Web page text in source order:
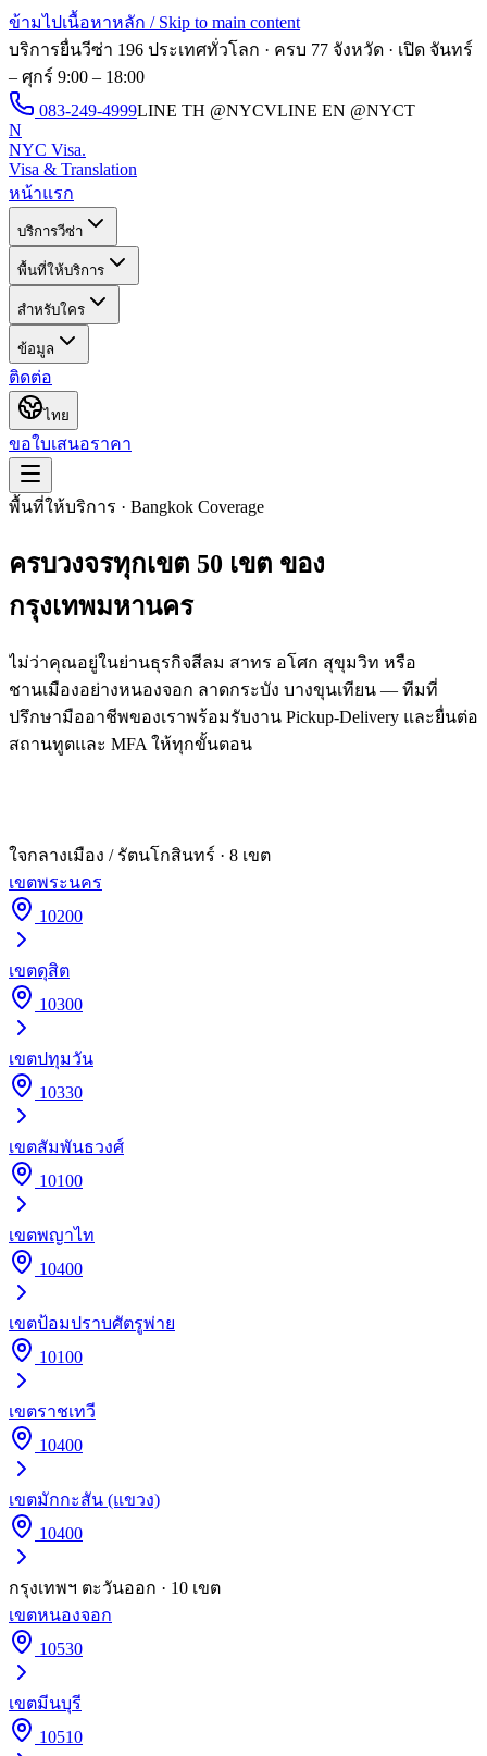
ข้ามไปเนื้อหาหลัก / Skip to main content
บริการยื่นวีซ่า 196 ประเทศทั่วโลก · ครบ 77 จังหวัด · เปิด จันทร์
– ศุกร์ 9:00 – 18:00
083-249-4999LINE TH @NYCVLINE EN @NYCT
N
NYC Visa.
Visa & Translation
หน้าแรก
บริการวีซ่า
พื้นที่ให้บริการ
สำหรับใคร
ข้อมูล
ติดต่อ
ไทย
ขอใบเสนอราคา
พื้นที่ให้บริการ · Bangkok Coverage
ครบวงจรทุกเขต 50 เขต ของ
กรุงเทพมหานคร
ไม่ว่าคุณอยู่ในย่านธุรกิจสีลม สาทร อโศก สุขุมวิท หรือ
ชานเมืองอย่างหนองจอก ลาดกระบัง บางขุนเทียน — ทีมที่
ปรึกษามืออาชีพของเราพร้อมรับงาน Pickup-Delivery และยื่นต่อ
สถานทูตและ MFA ให้ทุกขั้นตอน
ใจกลางเมือง / รัตนโกสินทร์ · 8 เขต
เขตพระนคร
10200
เขตดุสิต
10300
เขตปทุมวัน
10330
เขตสัมพันธวงศ์
10100
เขตพญาไท
10400
เขตป้อมปราบศัตรูพ่าย
10100
เขตราชเทวี
10400
เขตมักกะสัน (แขวง)
10400
กรุงเทพฯ ตะวันออก · 10 เขต
เขตหนองจอก
10530
เขตมีนบุรี
10510